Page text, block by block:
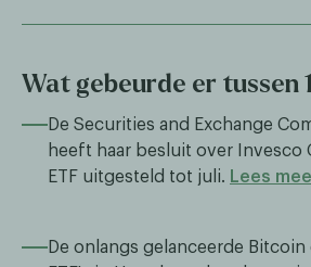
Wat gebeurde er tussen
De Securities and Exchange
heeft haar besluit over Invesco
ETF uitgesteld tot juli. Lees
De onlangs gelanceerde